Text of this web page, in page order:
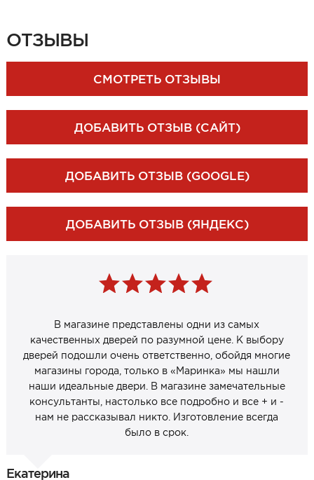
ОТЗЫВЫ
СМОТРЕТЬ ОТЗЫВЫ
ДОБАВИТЬ ОТЗЫВ (САЙТ)
ДОБАВИТЬ ОТЗЫВ (GOOGLE)
ДОБАВИТЬ ОТЗЫВ (ЯНДЕКС)
В магазине представлены одни из самых
качественных дверей по разумной цене. К выбору
дверей подошли очень ответственно, обойдя многие
магазины города, только в «Маринка» мы нашли
наши идеальные двери. В магазине замечательные
консультанты, настолько все подробно и все + и -
нам не рассказывал никто. Изготовление всегда
было в срок.
Екатерина